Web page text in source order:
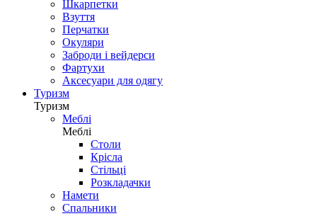
Шкарпетки
Взуття
Перчатки
Окуляри
Заброди і вейдерси
Фартухи
Аксесуари для одягу
Туризм
Туризм
Меблі
Меблі
Столи
Крісла
Стільці
Розкладачки
Намети
Спальники